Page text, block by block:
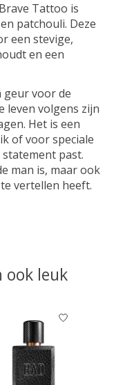
Tattoo is
patchouli. Deze
een stevige,
en een
geur voor de
leven volgens zijn
Het is een
of voor speciale
past.
man is, maar ook
vertellen heeft.
ook leuk